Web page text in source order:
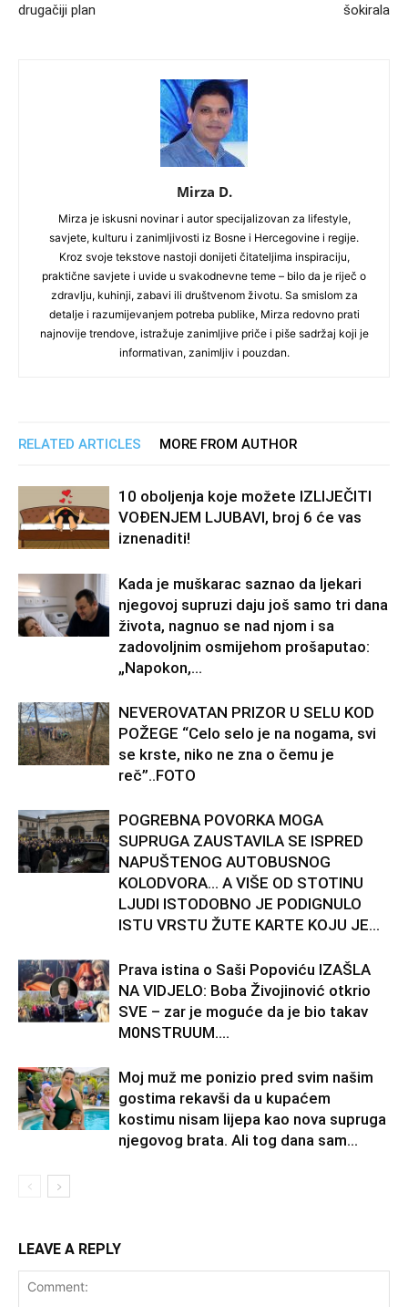
drugačiji plan
šokirala
Mirza D.
Mirza je iskusni novinar i autor specijalizovan za lifestyle,
savjete, kulturu i zanimljivosti iz Bosne i Hercegovine i regije.
Kroz svoje tekstove nastoji donijeti čitateljima inspiraciju,
praktične savjete i uvide u svakodnevne teme – bilo da je riječ o
zdravlju, kuhinji, zabavi ili društvenom životu. Sa smislom za
detalje i razumijevanjem potreba publike, Mirza redovno prati
najnovije trendove, istražuje zanimljive priče i piše sadržaj koji je
informativan, zanimljiv i pouzdan.
RELATED ARTICLES MORE FROM AUTHOR
10 oboljenja koje možete IZLIJEČITI
VOĐENJEM LJUBAVI, broj 6 će vas
iznenaditi!
Kada je muškarac saznao da ljekari
njegovoj supruzi daju još samo tri dana
života, nagnuo se nad njom i sa
zadovoljnim osmijehom prošaputao:
„Napokon,...
NEVEROVATAN PRIZOR U SELU KOD
POŽEGE “Celo selo je na nogama, svi
se krste, niko ne zna o čemu je
reč”..FOTO
POGREBNA POVORKA MOGA
SUPRUGA ZAUSTAVILA SE ISPRED
NAPUŠTENOG AUTOBUSNOG
KOLODVORA… A VIŠE OD STOTINU
LJUDI ISTODOBNO JE PODIGNULO
ISTU VRSTU ŽUTE KARTE KOJU JE...
Prava istina o Saši Popoviću IZAŠLA
NA VIDJELO: Boba Živojinović otkrio
SVE – zar je moguće da je bio takav
M0NSTRUUM….
Moj muž me ponizio pred svim našim
gostima rekavši da u kupaćem
kostimu nisam lijepa kao nova supruga
njegovog brata. Ali tog dana sam...
LEAVE A REPLY